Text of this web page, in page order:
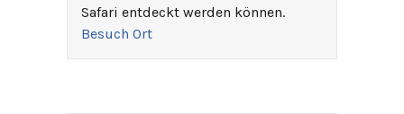
Safari entdeckt werden können.
Besuch Ort